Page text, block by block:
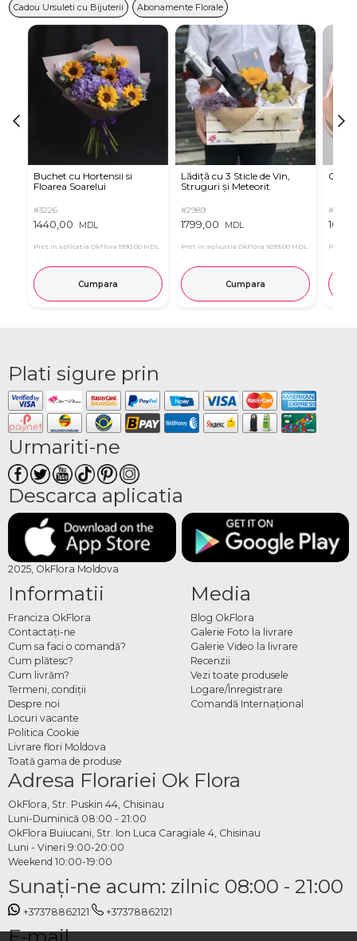
Cadou Ursuleti cu Bijuterii Abonamente Florale
Buchet cu Hortensii si
Floarea Soarelui
#3226
1440,00 MDL
Pret in aplicatia OkFlora 1390,00 MDL
Cumpara
Lădiță cu 3 Sticle de Vin,
Struguri și Meteorit
#2989
1799,00 MDL
Pret in aplicatia OkFlora 1699,00 MDL
Cumpara
#3266
Pret in
Plati sigure prin
Urmariti-ne
Descarca aplicatia
2025, OkFlora Moldova
Informatii
Franciza OkFlora
Contactaţi-ne
Cum sa faci o comandă?
Cum plătesc?
Cum livrăm?
Termeni, condiţii
Despre noi
Locuri vacante
Politica Cookie
Livrare flori Moldova
Toată gama de produse
Media
Blog OkFlora
Galerie Foto la livrare
Galerie Video la livrare
Recenzii
Vezi toate produsele
Logare/Înregistrare
Comandă Internațional
Adresa Florariei Ok Flora
OkFlora, Str. Puskin 44, Chisinau
Luni-Duminică 08:00 - 21:00
OkFlora Buiucani, Str. Ion Luca Caragiale 4, Chisinau
Luni - Vineri 9:00-20:00
Weekend 10:00-19:00
Sunaţi-ne acum: zilnic 08:00 - 21:00
+37378862121 +37378862121
E-mail